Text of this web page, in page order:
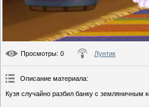
Просмотры: 0 Лунтик
Описание материала:
Кузя случайно разбил банку с земляничным